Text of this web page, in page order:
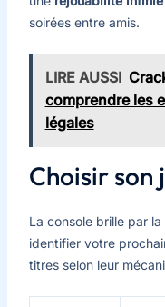
soirées entre amis.
LIRE AUSSI
comprendre les
légales
Choisir son
La console brille par
identifier votre
titres selon leur